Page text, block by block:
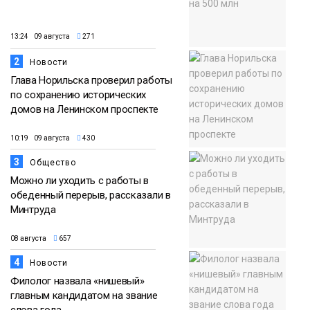
13:24 09 августа 271
2 Новости
Глава Норильска проверил работы
по сохранению исторических
домов на Ленинском проспекте
10:19 09 августа 430
3 Общество
Можно ли уходить с работы в
обеденный перерыв, рассказали в
Минтруда
08 августа 657
4 Новости
Филолог назвала «нишевый»
главным кандидатом на звание